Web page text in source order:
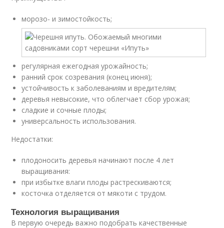
морозо- и зимостойкость;
регулярная ежегодная урожайность;
ранний срок созревания (конец июня);
устойчивость к заболеваниям и вредителям;
деревья невысокие, что облегчает сбор урожая;
сладкие и сочные плоды;
универсальность использования.
Недостатки:
плодоносить деревья начинают после 4 лет
выращивания:
при избытке влаги плоды растрескиваются;
косточка отделяется от мякоти с трудом.
Технология выращивания
В первую очередь важно подобрать качественные